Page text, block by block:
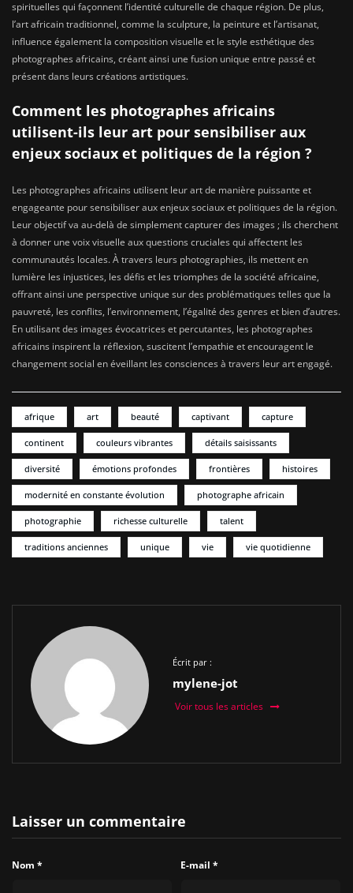
spirituelles qui façonnent l’identité culturelle de chaque région. De plus,
l’art africain traditionnel, comme la sculpture, la peinture et l’artisanat,
influence également la composition visuelle et le style esthétique des
photographes africains, créant ainsi une fusion unique entre passé et
présent dans leurs créations artistiques.
Comment les photographes africains
utilisent-ils leur art pour sensibiliser aux
enjeux sociaux et politiques de la région ?
Les photographes africains utilisent leur art de manière puissante et
engageante pour sensibiliser aux enjeux sociaux et politiques de la région.
Leur objectif va au-delà de simplement capturer des images ; ils cherchent
à donner une voix visuelle aux questions cruciales qui affectent les
communautés locales. À travers leurs photographies, ils mettent en
lumière les injustices, les défis et les triomphes de la société africaine,
offrant ainsi une perspective unique sur des problématiques telles que la
pauvreté, les conflits, l’environnement, l’égalité des genres et bien d’autres.
En utilisant des images évocatrices et percutantes, les photographes
africains inspirent la réflexion, suscitent l’empathie et encouragent le
changement social en éveillant les consciences à travers leur art engagé.
afrique art beauté captivant capture
continent couleurs vibrantes détails saisissants
diversité émotions profondes frontières histoires
modernité en constante évolution photographe africain
photographie richesse culturelle talent
traditions anciennes unique vie vie quotidienne
Écrit par :
mylene-jot
Voir tous les articles
Laisser un commentaire
Nom * E-mail *